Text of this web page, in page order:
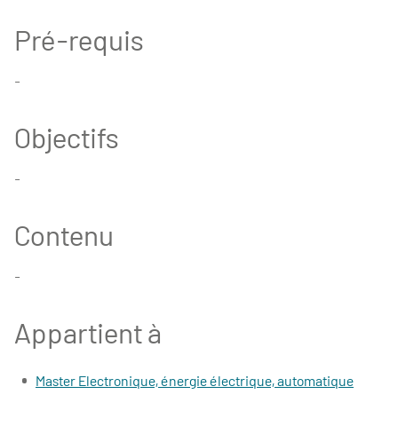
Pré-requis
-
Objectifs
-
Contenu
-
Appartient à
Master Electronique, énergie électrique, automatique